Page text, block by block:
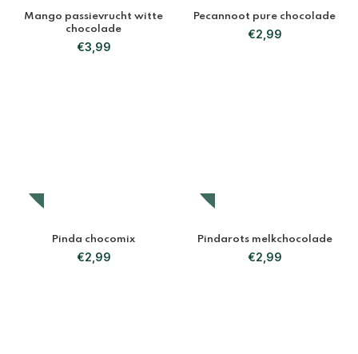
Mango passievrucht witte
chocolade
€3,99
Pecannoot pure chocolade
€2,99
Pinda chocomix
€2,99
Pindarots melkchocolade
€2,99